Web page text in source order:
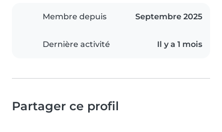
Membre depuis Septembre 2025
Dernière activité Il y a 1 mois
Partager ce profil